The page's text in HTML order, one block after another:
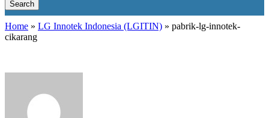
Search
Home » LG Innotek Indonesia (LGITIN) » pabrik-lg-innotek-
cikarang